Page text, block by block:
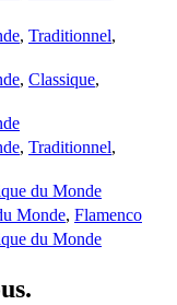
, Traditionnel,
, Classique,
, Traditionnel,
du Monde
Monde, Flamenco
du Monde